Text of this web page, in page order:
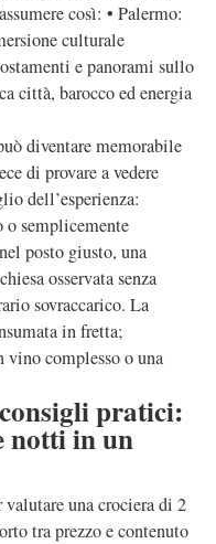
così: • Palermo:
culturale
e panorami sullo
città, barocco ed energia
diventare memorabile
di provare a vedere
dell’esperienza:
o semplicemente
posto giusto, una
osservata senza
sovraccarico. La
in fretta;
vino complesso o una
pratici:
notti in un
una crociera di 2
tra prezzo e contenuto